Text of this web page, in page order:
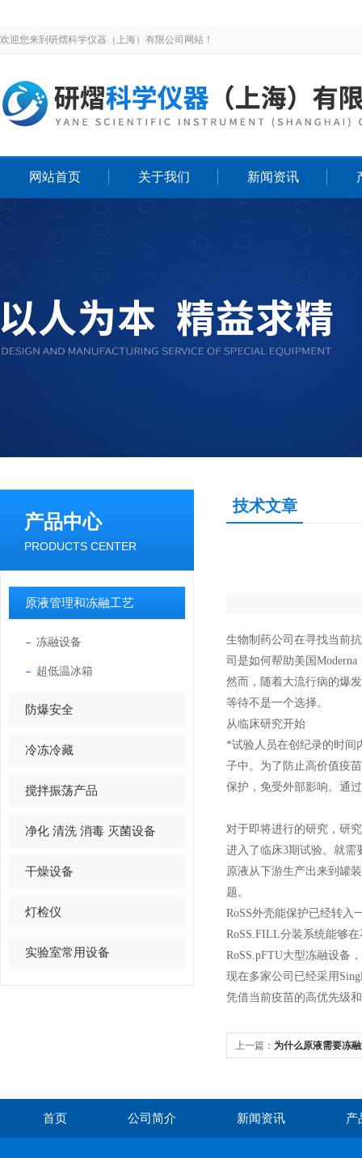
欢迎您来到研熠科学仪器（上海）有限公司网站！
网站首页 关于我们 新闻资讯
产品中心
PRODUCTS CENTER
原液管理和冻融工艺
冻融设备
超低温冰箱
防爆安全
冷冻冷藏
搅拌振荡产品
净化 清洗 消毒 灭菌设备
干燥设备
灯检仪
实验室常用设备
技术文章
生物制药公司在寻找当前
司是如何帮助美国 Moderna
然而，随着大流行病的爆
等待不是一个选择。
从临床研究开始
*试验人员在创纪录的时间
子中。 为了防止高价值疫
保护，免受外部影响。通
对于即将进行的研究，研
进入了临床3期试验。就需
原液从下游生产出来到罐
题。
RoSS外壳能保护已经转入
RoSS.FILL分装系统能够在
RoSS.pFTU大型冻融设备
现在多家公司已经采用
凭借当前疫苗的高优先级
上一篇： 为什么原液需要冻
首页 公司简介 新闻资讯 产